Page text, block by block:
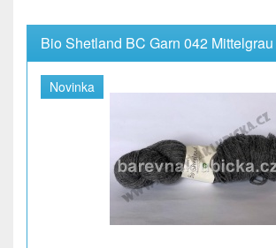
Bio Shetland BC Garn 042 Mittelgrau
Novinka